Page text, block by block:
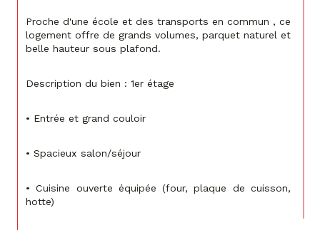
Proche d'une école et des transports en commun , ce
logement offre de grands volumes, parquet naturel et
belle hauteur sous plafond.
Description du bien : 1er étage
• Entrée et grand couloir
• Spacieux salon/séjour
• Cuisine ouverte équipée (four, plaque de cuisson,
hotte)